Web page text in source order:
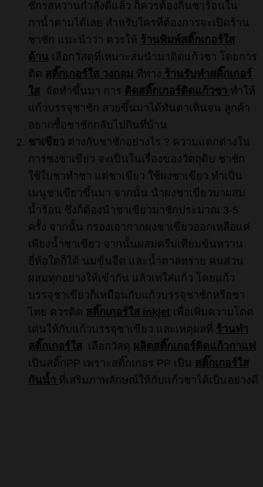
ชักรสหวานกำลังดีแล้ว ก็ควรต้องกินชาร้อนใน
กาน้ำตามได้เลย สำหรับใครที่ต้องการจะเปิดร้าน
ชาชัก แนะนำว่า ควรให้ ร้านพิมพ์สติ๊กเกอร์ใส
ด้าน เลือกวัสดุที่เหมาะสมนำมาติดแก้วชา โดยการ
ติด สติ๊กเกอร์ใส วงกลม ที่ทาง ร้านรับทำสติ๊กเกอร์
ใส จัดทำขึ้นมา การ ติดสติ๊กเกอร์ติดแก้วชา ทำให้
แก้วบรรจุชาชัก สวยขึ้นมาได้ทันตาเห็นจน ลูกค้า
อยากซื้อชาชักกลับไปกินที่บ้าน
ชาเขียว ต่างกับชาชักอย่างไร ? ความแตกต่างใน
การชงชาเขียว จะเป็นในเรื่องของวัตถุดิบ ชาชัก
ใช้ใบชาทำชา แต่ชาเขียว ใช้ผงชาเขียว ทำเป็น
เมนูชาเขียวขึ้นมา จากนั้น นำผงชาเขียวมาผสม
น้ำร้อน ซึ่งก็ต้องนำชาเขียวมาชักประมาณ 3-5
ครั้ง จากนั้น กรองเอากากผงชาเขียวออกเหลือแค่
เพียงน้ำชาเขียว จากนั้นผสมครีมเทียมข้นหวาน
ยี่ห้อใดก็ได้ นมข้นจืด และน้ำตาลทราย คนส่วน
ผสมทุกอย่างให้เข้ากัน แล้วเทใส่แก้ว โดยแก้ว
บรรจุชาเขียวก็เหมือนกับแก้วบรรจุชาชักหรือชา
ไทย ควรติด สติ๊กเกอร์ใส inkjet เพื่อเพิ่มความโดด
เด่นให้กับแก้วบรรจุชาเขียว และเหตุผลที่ ร้านทำ
สติ๊กเกอร์ใส เลือกวัสดุ ผลิตสติ๊กเกอร์ติดแก้วกาแฟ
เป็นสติ๊กPP เพราะสติ๊กเกอร PP เป็น สติ๊กเกอร์ใส
กันน้ำ ที่เสริมภาพลักษณ์ให้กับแก้วชาได้เป็นอย่างดี